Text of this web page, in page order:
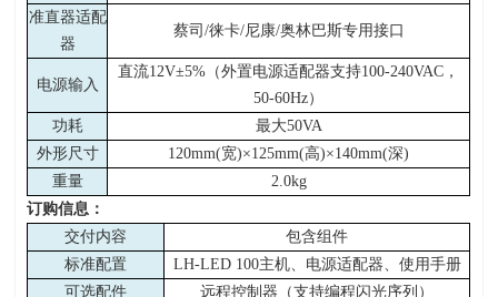
准直器适配
器
蔡司 /徕卡/尼康/奥林巴斯专用接口
电源输入
直流12V±5% （外置电源适配器支持100-240VAC ，
50-60Hz）
功耗
最大50VA
外形尺寸
120mm(宽)×125mm(高)×140mm(深)
重量
2.0kg
订购信息：
交付内容
包含组件
标准配置
LH-LED 100主机、电源适配器、使用手册
可选配件
远程控制器（支持编程闪光序列）